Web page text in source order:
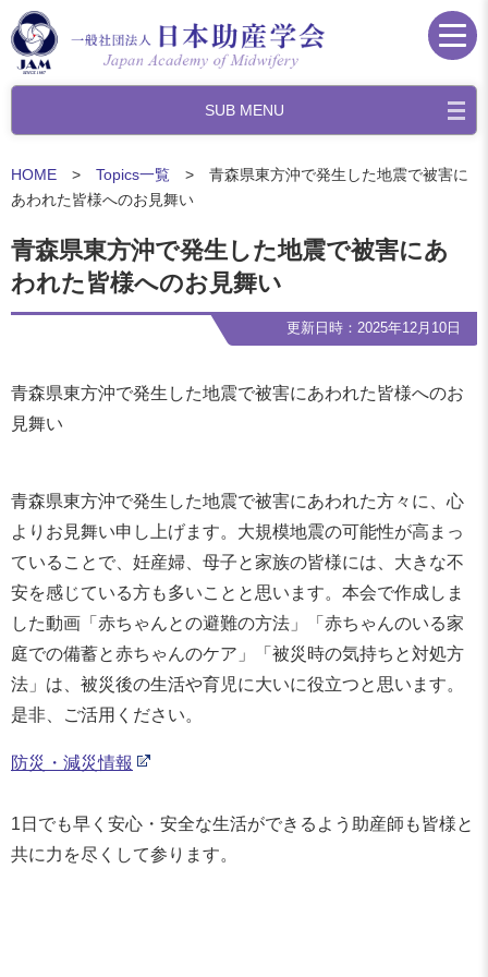
SUB MENU
HOME > Topics一覧 > 青森県東方沖で発生した地震で被害に
あわれた皆様へのお見舞い
青森県東方沖で発生した地震で被害にあ
われた皆様へのお見舞い
更新日時：2025年12月10日
青森県東方沖で発生した地震で被害にあわれた皆様へのお
見舞い
青森県東方沖で発生した地震で被害にあわれた方々に、心
よりお見舞い申し上げます。大規模地震の可能性が高まっ
ていることで、妊産婦、母子と家族の皆様には、大きな不
安を感じている方も多いことと思います。本会で作成しま
した動画「赤ちゃんとの避難の方法」「赤ちゃんのいる家
庭での備蓄と赤ちゃんのケア」「被災時の気持ちと対処方
法」は、被災後の生活や育児に大いに役立つと思います。
是非、ご活用ください。
防災・減災情報
1日でも早く安心・安全な生活ができるよう助産師も皆様と
共に力を尽くして参ります。